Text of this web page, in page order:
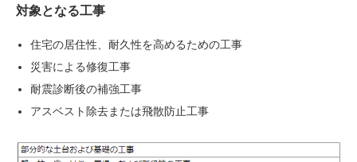
対象となる工事
住宅の居住性、耐久性を高めるための工事
災害による修復工事
耐震診断後の補強工事
アスベスト除去または飛散防止工事